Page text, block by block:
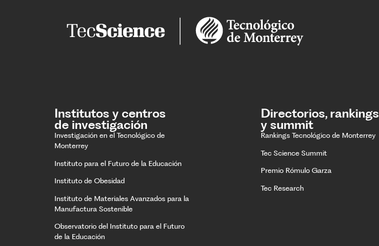
Institutos y centros
de investigación
Investigación en el Tecnológico de
Monterrey
Instituto para el Futuro de la Educación
Instituto de Obesidad
Instituto de Materiales Avanzados para la
Manufactura Sostenible
Observatorio del Instituto para el Futuro
de la Educación
Directorios, rankings
y summit
Rankings Tecnológico de Monterrey
Tec Science Summit
Premio Rómulo Garza
Tec Research